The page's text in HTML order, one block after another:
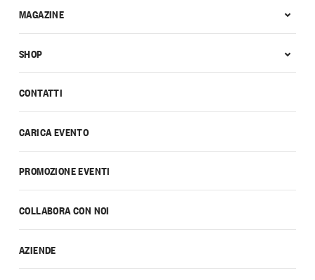
CONTATTI
CARICA EVENTO
PROMOZIONE EVENTI
COLLABORA CON NOI
AZIENDE
MAGAZINE
SHOP